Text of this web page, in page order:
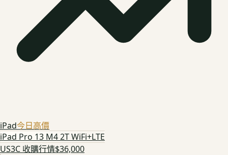
iPad今日高價
iPad Pro 13 M4 2T WiFi+LTE
US3C 收購行情$36,000